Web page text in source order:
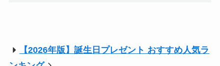
【2026年版】誕生日プレゼント おすすめ人気ラ